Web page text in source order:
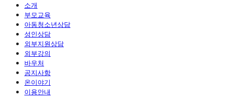
소개
부모교육
아동청소년상담
성인상담
외부지원상담
외부강의
바우처
공지사항
온이야기
이용안내